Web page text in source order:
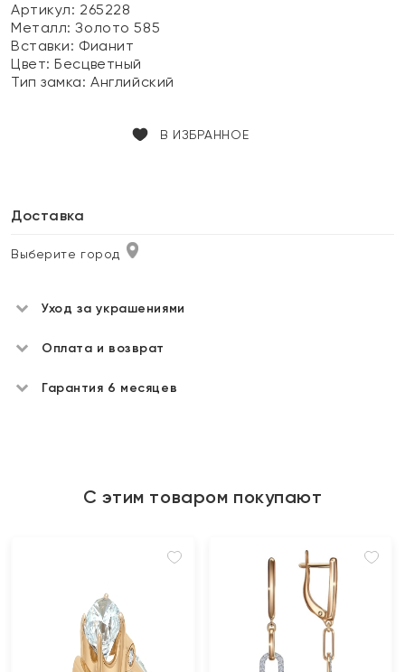
Артикул: 265228
Металл:Золото 585
Вставки: Фианит
Цвет:Бесцветный
Тип замка:Английский
В ИЗБРАННОЕ
Доставка
Выберите город
Уход за украшениями
Оплата и возврат
Гарантия 6 месяцев
С этим товаром покупают